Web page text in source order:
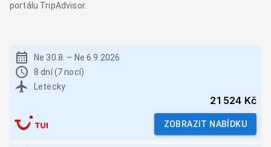
portálu TripAdvisor.
Ne 30.8. – Ne 6.9.2026
8 dní (7 nocí)
Letecky
21 524 Kč
ZOBRAZIT NABÍDKU